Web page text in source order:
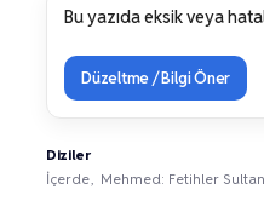
Bu yazıda eksik veya
Düzeltme / Bilgi Öner
Diziler
İçerde
Mehmed: Fetihler